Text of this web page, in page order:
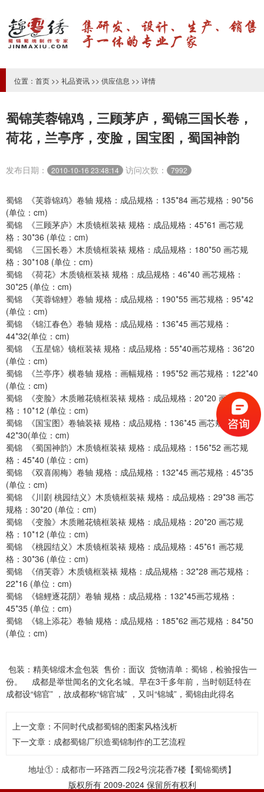
位置： 首页 >> 礼品资讯 >> 供应信息 >> 详情
蜀锦芙蓉锦鸡，三顾茅庐，蜀锦三国长卷，
荷花，兰亭序，变脸，国宝图，蜀国神韵
发布日期： 2010-10-16 23:48:14 访问次数： 7992
蜀锦 《芙蓉锦鸡》卷轴 规格：成品规格：135*84 画芯规格：90*56
(单位：cm)
蜀锦 《三顾茅庐》木质镜框装裱 规格：成品规格：45*61 画芯规
格：30*36 (单位：cm)
蜀锦 《三国长卷》木质镜框装裱 规格：成品规格：180*50 画芯规
格：30*108 (单位：cm)
蜀锦 《荷花》木质镜框装裱 规格：成品规格：46*40 画芯规格：
30*25 (单位：cm)
蜀锦 《芙蓉锦鲤》卷轴 规格：成品规格：190*55 画芯规格：95*42
(单位：cm)
蜀锦 《锦江春色》卷轴 规格：成品规格：136*45 画芯规格：
44*32(单位：cm)
蜀锦 《五星锦》镜框装裱 规格：成品规格：55*40画芯规格：36*20
(单位：cm)
蜀锦 《兰亭序》横卷轴 规格：画幅规格：195*52 画芯规格：122*40
(单位：cm)
蜀锦 《变脸》木质雕花镜框装裱 规格：成品规格：20*20 画芯规
格：10*12 (单位：cm)
蜀锦 《国宝图》卷轴装裱 规格：成品规格：136*45 画芯规格：
42*30(单位：cm)
蜀锦 《蜀国神韵》木质镜框装裱 规格：成品规格：156*52 画芯规
格：45*40 (单位：cm)
蜀锦 《双喜闹梅》卷轴 规格：成品规格：132*45 画芯规格：45*35
(单位：cm)
蜀锦 《川剧 桃园结义》木质镜框装裱 规格：成品规格：29*38 画芯
规格：30*20 (单位：cm)
蜀锦 《变脸》木质雕花镜框装裱 规格：成品规格：20*20 画芯规
格：10*12 (单位：cm)
蜀锦 《桃园结义》木质镜框装裱 规格：成品规格：45*61 画芯规
格：30*36 (单位：cm)
蜀锦 《俏芙蓉》木质镜框装裱 规格：成品规格：32*28 画芯规格：
22*16 (单位：cm)
蜀锦 《锦鲤逐花阴》卷轴 规格：成品规格：132*45画芯规格：
45*35 (单位：cm)
蜀锦 《锦上添花》卷轴 规格：成品规格：185*62 画芯规格：84*50
(单位：cm)
包装：精美锦缎木盒包装 售价：面议 货物清单：蜀锦，检验报告一
份。 成都是举世闻名的文化名城。早在3千多年前，当时朝廷特在
成都设“锦官” ，故成都称“锦官城” ，又叫“锦城”，蜀锦由此得名
上一文章： 不同时代成都蜀锦的图案风格浅析
下一文章： 成都蜀锦厂织造蜀锦制作的工艺流程
地址①：成都市一环路西二段2号浣花香7楼【蜀锦蜀绣】
版权所有 2009-2024 保留所有权利